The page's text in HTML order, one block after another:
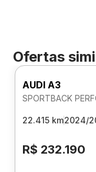
Ofertas
AUDI A3
22.415 km2024/
R$ 232.190